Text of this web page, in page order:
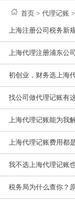
首页 >代理记账 >
上海注册公司税务新
上海代理注册浦东公
初创业，财务选上海
找公司做代理记账有
上海代理记账能为我
上海代理记账费用都
我不选上海代理记账
税务局为什么查你？